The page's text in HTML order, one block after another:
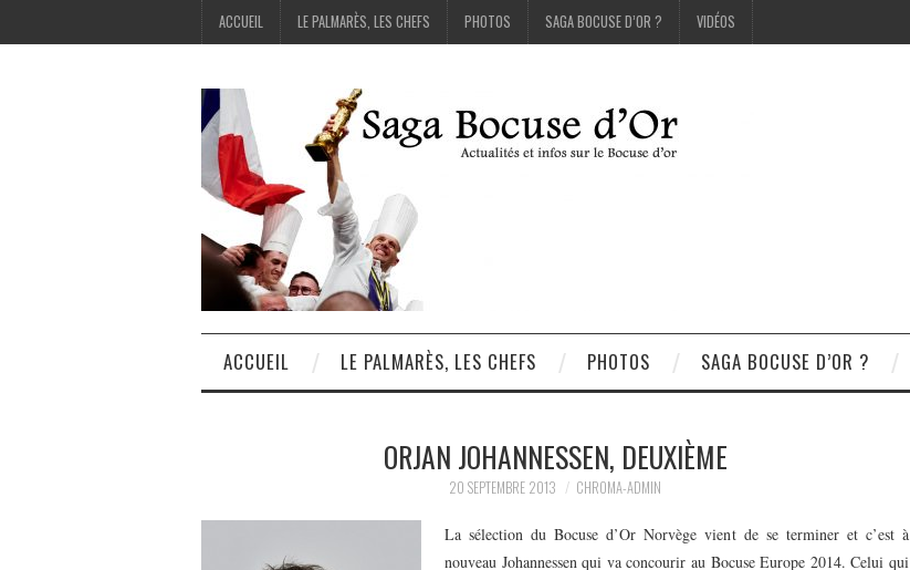
ACCUEIL LE PALMARÈS, LES CHEFS PHOTOS SAGA BOCUSE D’OR ? VIDÉOS
ACCUEIL LE PALMARÈS, LES CHEFS PHOTOS SAGA BOCUSE D’OR ?
ORJAN JOHANNESSEN, DEUXIÈME
20 SEPTEMBRE 2013 CHROMA-ADMIN
La sélection du Bocuse d’Or Norvège vient de se terminer et c’est à
nouveau Johannessen qui va concourir au Bocuse Europe 2014. Celui qui